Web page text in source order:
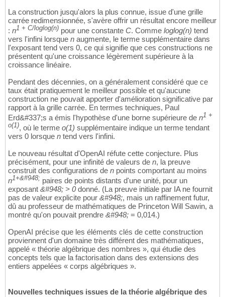
La construction jusqu'alors la plus connue, issue d'une grille
carrée redimensionnée, s'avère offrir un résultat encore meilleur
: n1 + C/loglog(n) pour une constante C. Comme loglog(n) tend
vers l'infini lorsque n augmente, le terme supplémentaire dans
l'exposant tend vers 0, ce qui signifie que ces constructions ne
présentent qu'une croissance légèrement supérieure à la
croissance linéaire.
Pendant des décennies, on a généralement considéré que ce
taux était pratiquement le meilleur possible et qu'aucune
construction ne pouvait apporter d'amélioration significative par
rapport à la grille carrée. En termes techniques, Paul
Erd&#337;s a émis l'hypothèse d'une borne supérieure de n1 +
o(1), où le terme o(1) supplémentaire indique un terme tendant
vers 0 lorsque n tend vers l'infini.
Le nouveau résultat d'OpenAI réfute cette conjecture. Plus
précisément, pour une infinité de valeurs de n, la preuve
construit des configurations de n points comportant au moins
n1+&#948; paires de points distants d'une unité, pour un
exposant &#948; > 0donné. (La preuve initiale par IA ne fournit
pas de valeur explicite pour &#948;, mais un raffinement futur,
dû au professeur de mathématiques de Princeton Will Sawin, a
montré qu'on pouvait prendre &#948; = 0,014.)
OpenAI précise que les éléments clés de cette construction
proviennent d'un domaine très différent des mathématiques,
appelé « théorie algébrique des nombres », qui étudie des
concepts tels que la factorisation dans des extensions des
entiers appelées « corps algébriques ».
Nouvelles techniques issues de la théorie algébrique des